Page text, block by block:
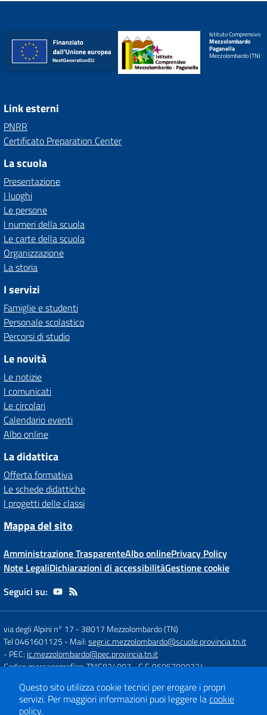
Istituto Comprensivo
Mezzolombardo
Paganella
Mezzolombardo (TN)
Link esterni
PNRR
Certificato Preparation Center
La scuola
Presentazione
I luoghi
Le persone
I numeri della scuola
Le carte della scuola
Organizzazione
La storia
I servizi
Famiglie e studenti
Personale scolastico
Percorsi di studio
Le novità
Le notizie
I comunicati
Le circolari
Calendario eventi
Albo online
La didattica
Offerta formativa
Le schede didattiche
I progetti delle classi
Mappa del sito
Amministrazione TrasparenteAlbo onlinePrivacy Policy
Note LegaliDichiarazioni di accessibilitàGestione cookie
Seguici su:
via degli Alpini n° 17 -38017 Mezzolombardo (TN)
Tel 0461601125 - Mail:segr.ic.mezzolombardo@scuole.provincia.tn.it
- PEC: ic.mezzolombardo@pec.provincia.tn.it
Codice meccanografico: TNIC824007- C.F. 96057000224
Concept & Design by
Designers Italia
Questo sito utilizza cookie tecnici per erogare i propri
servizi. Per maggiori informazioni puoi leggere lacookie
policy.